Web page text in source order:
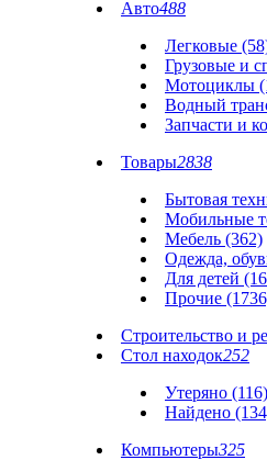
Авто488
Легковые
Грузовые и
Мотоциклы
Водный
Запчасти и
Товары2838
Бытовая
Мобильные
Мебель (362)
Одежда,
Для детей
Прочие
Строительство и
Стол находок252
Утеряно (116)
Найдено
Компьютеры325